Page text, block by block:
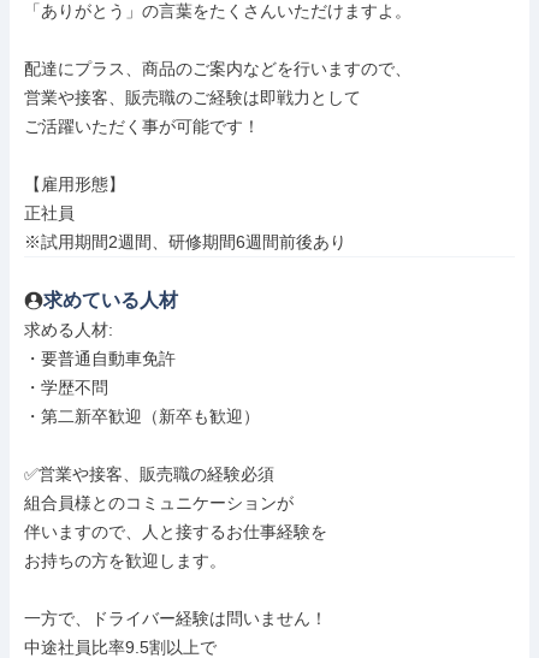
「ありがとう」の言葉をたくさんいただけますよ。
配達にプラス、商品のご案内などを行いますので、
営業や接客、販売職のご経験は即戦力として
ご活躍いただく事が可能です！
【雇用形態】
正社員
※試用期間2週間、研修期間6週間前後あり
求めている人材
求める人材:
・要普通自動車免許
・学歴不問
・第二新卒歓迎（新卒も歓迎）
✅️営業や接客、販売職の経験必須
組合員様とのコミュニケーションが
伴いますので、人と接するお仕事経験を
お持ちの方を歓迎します。
一方で、ドライバー経験は問いません！
中途社員比率9.5割以上で